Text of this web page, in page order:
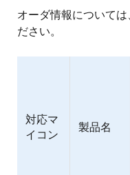
オーダ情報について
ださい。
対応マ
イコン
製品名